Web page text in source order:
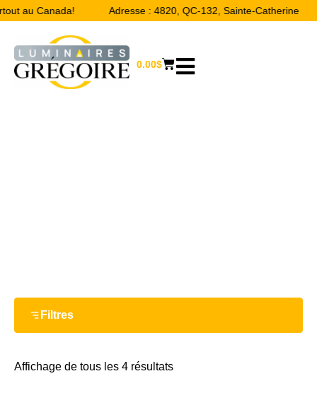
au Canada! Adresse : 4820, QC-132, Sainte-Catherine
0.00$
Filtres
Affichage de tous les 4 résultats